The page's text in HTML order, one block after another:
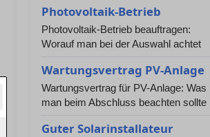
Photovoltaik-Betrieb
Photovoltaik-Betrieb beauftragen:
Worauf man bei der Auswahl achtet
Wartungsvertrag PV-Anlage
Wartungsvertrag für PV-Anlage: Was
man beim Abschluss beachten sollte
Guter Solarinstallateur